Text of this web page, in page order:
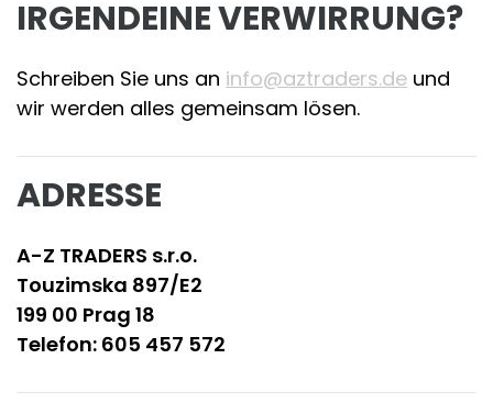
IRGENDEINE VERWIRRUNG?
Schreiben Sie uns an info@aztraders.de und
wir werden alles gemeinsam lösen.
ADRESSE
A-Z TRADERS s.r.o.
Touzimska 897/E2
199 00 Prag 18
Telefon: 605 457 572